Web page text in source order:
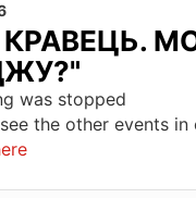
was stopped
the other events in